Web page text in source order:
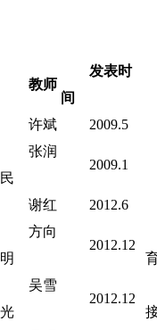
教师
发表时
间
许斌 2009.5
张润
民
2009.1
谢红 2012.6
方向
明
2012.12
吴雪
光
2012.12